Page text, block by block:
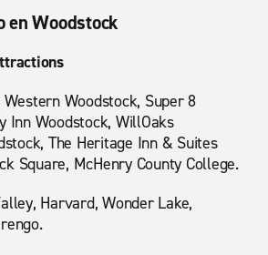
en Woodstock
Woodstock, Super 8
Inn Woodstock, WillOaks
The Heritage Inn & Suites
Square, McHenry County College.
Harvard, Wonder Lake,